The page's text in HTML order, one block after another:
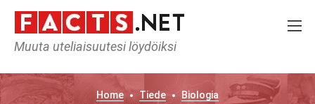
Muuta uteliaisuutesi löydöiksi
Home Tiede Biologia